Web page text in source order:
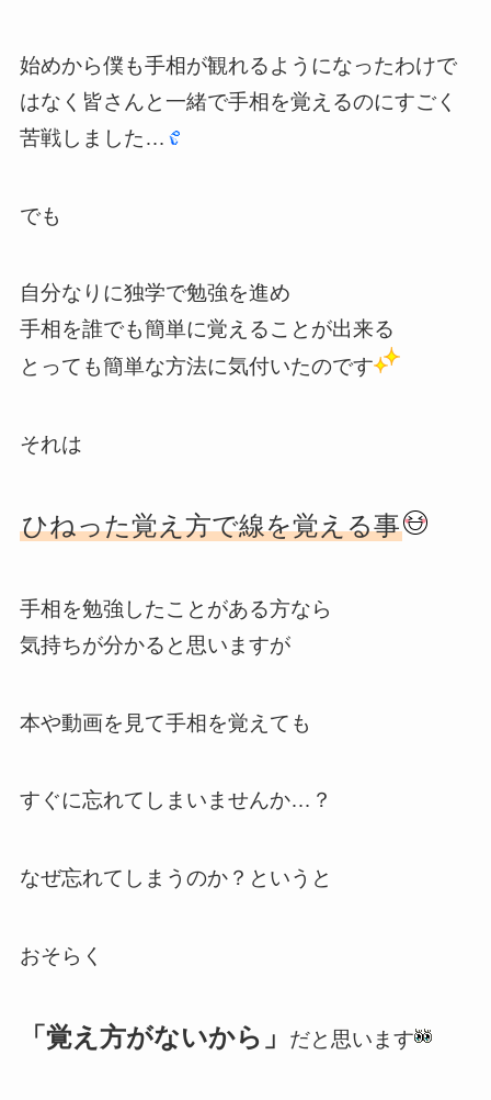
始めから僕も手相が観れるようになったわけで
はなく皆さんと一緒で手相を覚えるのにすごく
苦戦しました…
でも
自分なりに独学で勉強を進め
手相を誰でも簡単に覚えることが出来る
とっても簡単な方法に気付いたのです
それは
ひねった覚え方で線を覚える事
手相を勉強したことがある方なら
気持ちが分かると思いますが
本や動画を見て手相を覚えても
すぐに忘れてしまいませんか…？
なぜ忘れてしまうのか？というと
おそらく
「覚え方がないから」 だと思います